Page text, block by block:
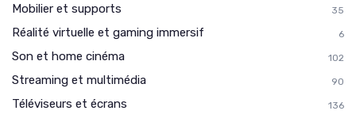
Mobilier et supports 35
Réalité virtuelle et gaming immersif 6
Son et home cinéma 102
Streaming et multimédia 90
Téléviseurs et écrans 136